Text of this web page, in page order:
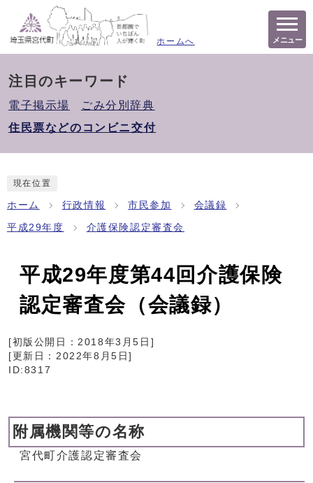
ホームへ メニュー
注目のキーワード
電子掲示場
ごみ分別辞典
住民票などのコンビニ交付
現在位置
ホーム 行政情報 市民参加 会議録
平成29年度 介護保険認定審査会
平成29年度第44回介護保険
認定審査会（会議録）
[初版公開日：2018年3月5日 ]
[更新日： 2022年8月5日]
ID:8317
附属機関等の名称
宮代町介護認定審査会